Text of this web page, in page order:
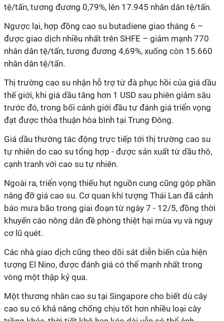
tệ/tấn, tương đương 0,79%, lên 17.945 nhân dân tệ/tấn.
Ngược lại, hợp đồng cao su butadiene giao tháng 6 –
được giao dịch nhiều nhất trên SHFE – giảm mạnh 770
nhân dân tệ/tấn, tương đương 4,69%, xuống còn 15.660
nhân dân tệ/tấn.
Thị trường cao su nhận hỗ trợ từ đà phục hồi của giá dầu
thế giới, khi giá dầu tăng hơn 1 USD sau phiên giảm sâu
trước đó, trong bối cảnh giới đầu tư đánh giá triển vọng
đạt được thỏa thuận hòa bình tại Trung Đông.
Giá dầu thường tác động trực tiếp tới thị trường cao su
tự nhiên do cao su tổng hợp - được sản xuất từ dầu thô,
cạnh tranh với cao su tự nhiên.
Ngoài ra, triển vọng thiếu hụt nguồn cung cũng góp phần
nâng đỡ giá cao su. Cơ quan khí tượng Thái Lan đã cảnh
báo mưa bão trong giai đoạn từ ngày 7 - 12/5, đồng thời
khuyến cáo nông dân đề phòng thiệt hại mùa vụ và nguy
cơ lũ quét.
Các nhà giao dịch cũng theo dõi sát diễn biến của hiện
tượng El Nino, được đánh giá có thể mạnh nhất trong
vòng một thập kỷ qua.
Một thương nhân cao su tại Singapore cho biết dù cây
cao su có khả năng chống chịu tốt hơn nhiều loại cây